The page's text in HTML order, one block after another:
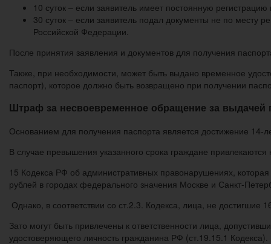
10 суток – если заявитель имеет постоянную
30 суток – если заявитель подал документы не по месту
Российской Федерации.
После принятия заявления и документов для получения
Также, при необходимости, может быть выдано временное
паспорт), которое должно быть возвращено при получении
Штраф за несвоевременное обращение за выдачей
Основанием для получения паспорта является достижение 14-
В случае превышения указанного срока граждане привлекаются
15 Кодекса РФ об административных правонарушениях,
рублей в городах федерального значения Москве и Санкт-
Однако, в соответствии со ст.2.3. Кодекса, лица, не достигшие
Зато могут быть привлечены к ответственности лица,
удостоверяющего личность гражданина РФ (ст.19.15.1 Кодекса).